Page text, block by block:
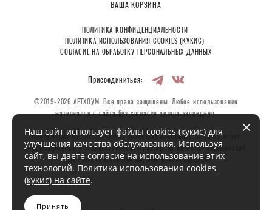
ВАША КОРЗИНА
ПОЛИТИКА КОНФИДЕНЦИАЛЬНОСТИ
ПОЛИТИКА ИСПОЛЬЗОВАНИЯ COOKIES (КУКИС)
СОГЛАСИЕ НА ОБРАБОТКУ ПЕРСОНАЛЬНЫХ ДАННЫХ
Присоединиться:
©2019-2026 АРТХОУМ. Все права защищены. Любое использование
материалов с сайта без согласия автора запрещено.
Информация об эзотерических свойствах минералов на сайте носит
информационный и познавательный характер, не является медицинской,
профессиональной или научной рекомендацией.
Наш сайт использует файлы cookies (кукис) для
улучшения качества обслуживания. Используя
сайт, вы даете согласие на использование этих
технологий. Политика использования cookies
(кукис) на сайте.
Принять